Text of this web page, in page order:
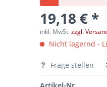
19,18 € *
inkl. MwSt.zzgl.
Nicht lagernd -
Frage stellen